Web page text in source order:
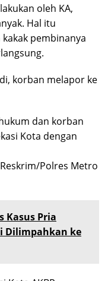
oleh KA,
Hal itu
pembinanya
korban melapor ke
dan korban
Kota dengan
Polres Metro
Kasus Pria
Dilimpahkan ke